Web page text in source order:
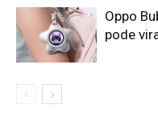
Oppo
pode